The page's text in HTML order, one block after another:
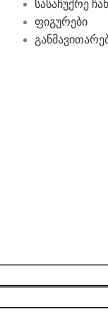
სასაჩუქრე
ფიგურები